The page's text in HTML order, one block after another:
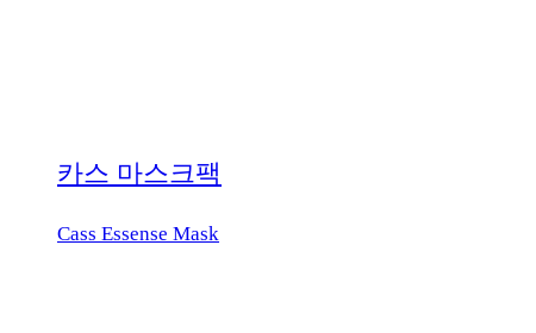
카스 마스크팩
Cass Essense Mask